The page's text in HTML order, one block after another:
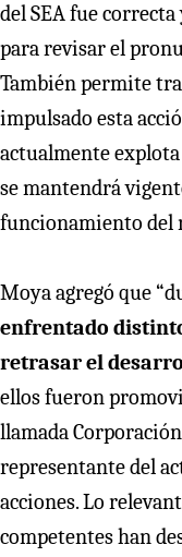
del SEA fue
para revisar el
También permite
impulsado esta
actualmente explota
se mantendrá
funcionamiento del
Moya agregó que
enfrentado
retrasar el
ellos fueron
llamada
representante del
acciones. Lo
competentes han